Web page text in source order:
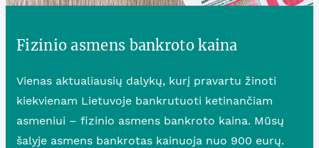
Fizinio asmens bankroto kaina
Vienas aktualiausių dalykų, kurį pravartu žinoti
kiekvienam Lietuvoje bankrutuoti ketinančiam
asmeniui – fizinio asmens bankroto kaina. Mūsų
šalyje asmens bankrotas kainuoja nuo 900 eurų.